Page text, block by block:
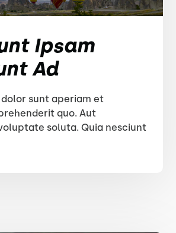
Ipsam
Ad
sunt aperiam et
quo. Aut
soluta. Quia nesciunt